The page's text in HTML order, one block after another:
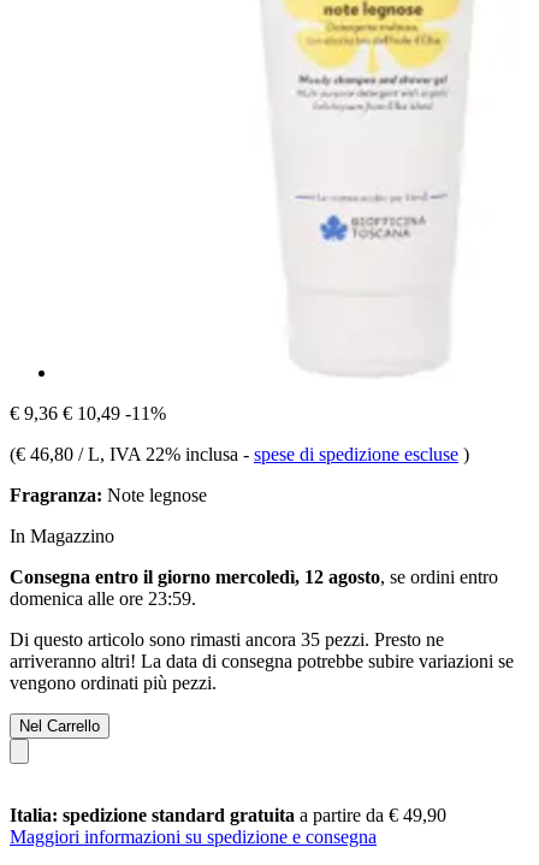
€ 9,36 € 10,49 -11%
(€ 46,80 / L, IVA 22% inclusa - spese di spedizione escluse )
Fragranza: Note legnose
In Magazzino
Consegna entro il giorno mercoledì, 12 agosto, se ordini entro
domenica alle ore 23:59.
Di questo articolo sono rimasti ancora 35 pezzi. Presto ne
arriveranno altri! La data di consegna potrebbe subire variazioni se
vengono ordinati più pezzi.
Nel Carrello
Italia: spedizione standard gratuita a partire da € 49,90
Maggiori informazioni su spedizione e consegna